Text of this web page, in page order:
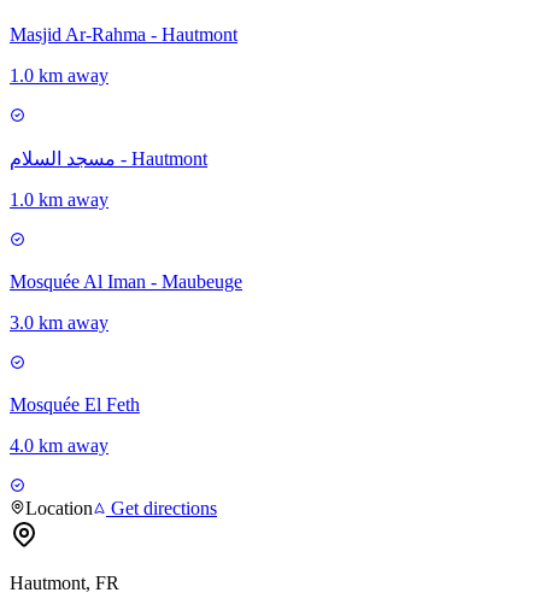
Masjid Ar-Rahma - Hautmont
1.0 km away
مسجد السلام - Hautmont
1.0 km away
Mosquée Al Iman - Maubeuge
3.0 km away
Mosquée El Feth
4.0 km away
Location Get directions
Hautmont, FR